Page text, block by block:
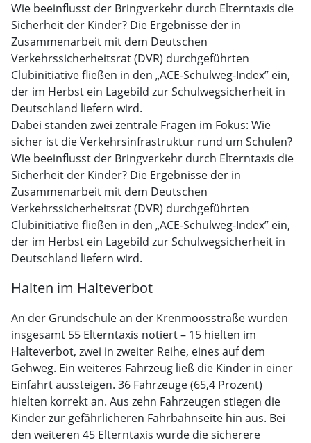
Wie beeinflusst der Bringverkehr durch Elterntaxis die
Sicherheit der Kinder? Die Ergebnisse der in
Zusammenarbeit mit dem Deutschen
Verkehrssicherheitsrat (DVR) durchgeführten
Clubinitiative fließen in den „ACE-Schulweg-Index” ein,
der im Herbst ein Lagebild zur Schulwegsicherheit in
Deutschland liefern wird.
Dabei standen zwei zentrale Fragen im Fokus: Wie
sicher ist die Verkehrsinfrastruktur rund um Schulen?
Wie beeinflusst der Bringverkehr durch Elterntaxis die
Sicherheit der Kinder? Die Ergebnisse der in
Zusammenarbeit mit dem Deutschen
Verkehrssicherheitsrat (DVR) durchgeführten
Clubinitiative fließen in den „ACE-Schulweg-Index” ein,
der im Herbst ein Lagebild zur Schulwegsicherheit in
Deutschland liefern wird.
Halten im Halteverbot
An der Grundschule an der Krenmoosstraße wurden
insgesamt 55 Elterntaxis notiert – 15 hielten im
Halteverbot, zwei in zweiter Reihe, eines auf dem
Gehweg. Ein weiteres Fahrzeug ließ die Kinder in einer
Einfahrt aussteigen. 36 Fahrzeuge (65,4 Prozent)
hielten korrekt an. Aus zehn Fahrzeugen stiegen die
Kinder zur gefährlicheren Fahrbahnseite hin aus. Bei
den weiteren 45 Elterntaxis wurde die sicherere